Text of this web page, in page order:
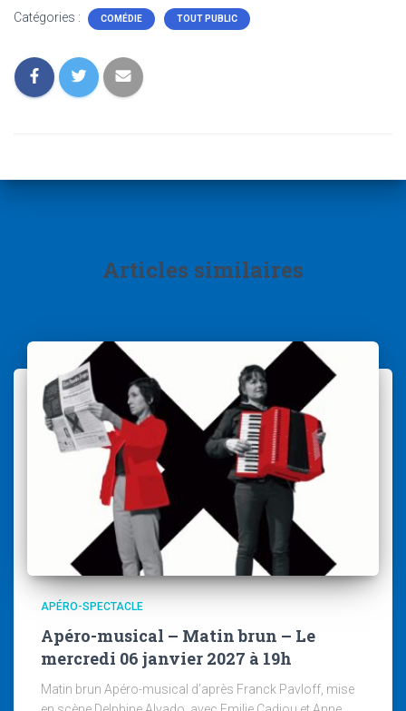
Catégories : COMÉDIE TOUT PUBLIC
Articles similaires
APÉRO-SPECTACLE
Apéro-musical – Matin brun – Le
mercredi 06 janvier 2027 à 19h
Matin brun Apéro-musical d’après Franck Pavloff, mise